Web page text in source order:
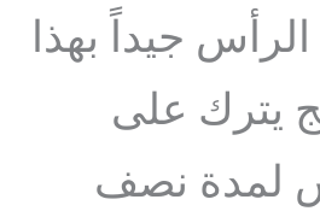
جيداً بهذا
يترك على
لمدة نصف